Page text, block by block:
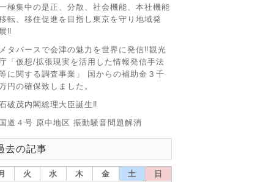
極集中の是正、分散、社会機能、本社機能
転、移住促進を目指し東京を守り地域発
‼
タバースで会津の魅力を世界に発信‼観光
「仮想/拡張現実を活用した情報発信手法
に関する調査事業」 国からの補助金３千
円の確保致しました。
破茂内閣総理大臣誕生‼
道４号 原中地区 振動騒音問題解消
去の記事
火 水 木 金 土
日